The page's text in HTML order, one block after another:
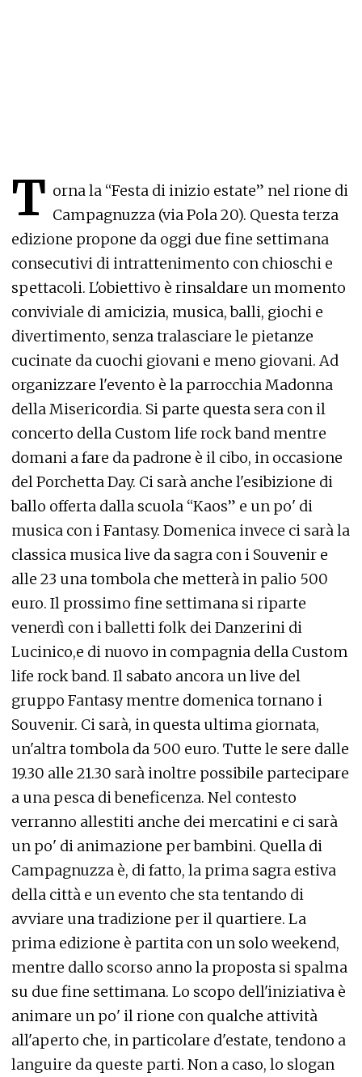
T orna la “Festa di inizio estate” nel rione di
Campagnuzza (via Pola 20). Questa terza
edizione propone da oggi due fine settimana
consecutivi di intrattenimento con chioschi e
spettacoli. L'obiettivo è rinsaldare un momento
conviviale di amicizia, musica, balli, giochi e
divertimento, senza tralasciare le pietanze
cucinate da cuochi giovani e meno giovani. Ad
organizzare l'evento è la parrocchia Madonna
della Misericordia. Si parte questa sera con il
concerto della Custom life rock band mentre
domani a fare da padrone è il cibo, in occasione
del Porchetta Day. Ci sarà anche l'esibizione di
ballo offerta dalla scuola “Kaos” e un po' di
musica con i Fantasy. Domenica invece ci sarà la
classica musica live da sagra con i Souvenir e
alle 23 una tombola che metterà in palio 500
euro. Il prossimo fine settimana si riparte
venerdì con i balletti folk dei Danzerini di
Lucinico,e di nuovo in compagnia della Custom
life rock band. Il sabato ancora un live del
gruppo Fantasy mentre domenica tornano i
Souvenir. Ci sarà, in questa ultima giornata,
un'altra tombola da 500 euro. Tutte le sere dalle
19.30 alle 21.30 sarà inoltre possibile partecipare
a una pesca di beneficenza. Nel contesto
verranno allestiti anche dei mercatini e ci sarà
un po' di animazione per bambini. Quella di
Campagnuzza è, di fatto, la prima sagra estiva
della città e un evento che sta tentando di
avviare una tradizione per il quartiere. La
prima edizione è partita con un solo weekend,
mentre dallo scorso anno la proposta si spalma
su due fine settimana. Lo scopo dell'iniziativa è
animare un po' il rione con qualche attività
all'aperto che, in particolare d'estate, tendono a
languire da queste parti. Non a caso, lo slogan